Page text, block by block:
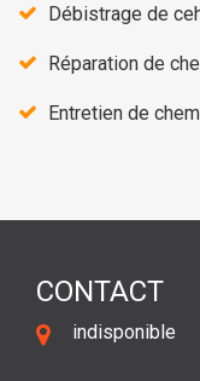
Débistrage de
Réparation de
Entretien de
CONTACT
indisponible